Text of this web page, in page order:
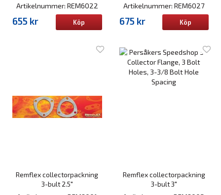
Artikelnummer: REM6022
655 kr Köp
Artikelnummer: REM6027
675 kr Köp
Remflex collectorpackning
3-bult 2.5"
Remflex collectorpackning
3-bult 3"